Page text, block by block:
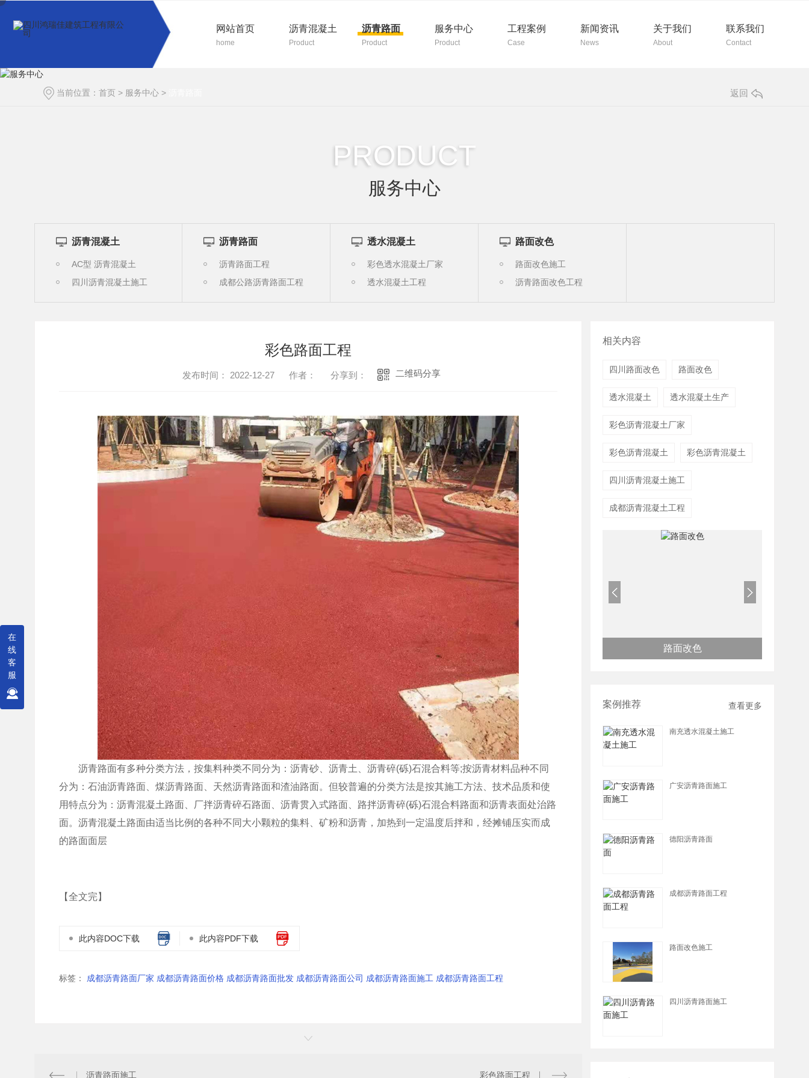
网站首页
home
沥青混凝土
Product
沥青路面
Product
服务中心
Product
工程案例
Case
新闻资讯
News
关于我们
About
联系我们
Contact
当前位置： 首页 > 服务中心 > 返回
PRODUCT
服务中心
沥青混凝土
AC型 沥青混凝土
四川沥青混凝土施工
沥青路面
沥青路面工程
成都公路沥青路面工程
透水混凝土
彩色透水混凝土厂家
透水混凝土工程
路面改色
路面改色施工
沥青路面改色工程
彩色路面工程
发布时间： 2022-12-27 作者： 分享到： 二维码分享
沥青路面有多种分类方法，按集料种类不同分为：沥青砂、沥青土、沥青碎(砾)石混合料等;按沥青材料品种不同
分为：石油沥青路面、煤沥青路面、天然沥青路面和渣油路面。但较普遍的分类方法是按其施工方法、技术品质和使
用特点分为：沥青混凝土路面、厂拌沥青碎石路面、沥青贯入式路面、路拌沥青碎(砾)石混合料路面和沥青表面处治路
面。沥青混凝土路面由适当比例的各种不同大小颗粒的集料、矿粉和沥青，加热到一定温度后拌和，经摊铺压实而成
的路面面层
【全文完】
此内容DOC下载 此内容PDF下载
标签： 成都沥青路面厂家 成都沥青路面价格 成都沥青路面批发 成都沥青路面公司 成都沥青路面施工 成都沥青路面工程
沥青路面施工 彩色路面工程
相关内容
四川路面改色 路面改色
透水混凝土 透水混凝土生产
彩色沥青混凝土厂家
彩色沥青混凝土 彩色沥青混凝土
四川沥青混凝土施工
成都沥青混凝土工程
成都沥青混凝土工程 四川路面改色 路面改色
案例推荐 查看更多
南充透水混凝土施工
广安沥青路面施工
德阳沥青路面
成都沥青路面工程
路面改色施工
四川沥青路面施工
在
线
客
服